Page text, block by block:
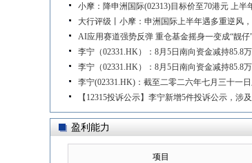
小摩：降申洲国际(02313)目标价至70港元 上半
大行评级丨小摩：申洲国际上半年遇多重逆风
AI应用赛道强势反弹 重仓基金摇身一变成“靓仔
李宁（02331.HK）：8月5日南向资金减持85.8
李宁（02331.HK）：8月5日南向资金减持85.8
李宁(02331.HK)：截至二零二六年七月三十一
【12315投诉公示】李宁新增5件投诉公示，涉
盈利能力
项目